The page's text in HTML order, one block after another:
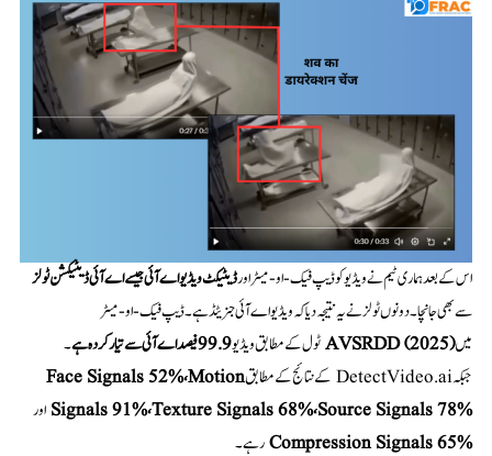
اس کے بعد ہماری ٹیم نے ویڈیو کو ڈیپ فیک-او-میٹر اورڈیٹیکٹ ویڈیو اے آئی جیسے اے آئی ڈیٹیکشن ٹولز
سے بھی جانچا۔ دونوں ٹولز نے یہ نتیجہ دیا کہ ویڈیو اے آئی جنریٹڈ ہے۔ ڈیپ فیک-او-میٹر
میںAVSRDD (2025)ٹول کے مطابق ویڈیو
99.9 فیصد اے آئی سے تیار کردہ ہے
۔
جبکہ DetectVideo.ai کے نتائج کے مطابق
Face Signals 52%، Motion
Signals 91%، Texture Signals 68%، Source Signals 78% اور
Compression Signals 65%رہے۔